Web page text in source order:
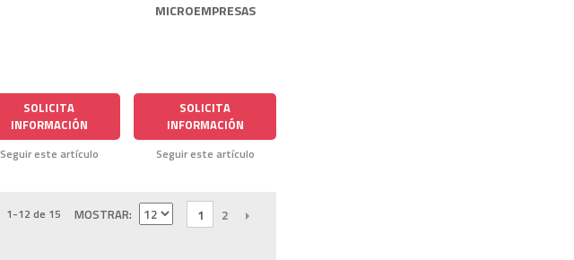
SOLICITA
INFORMACIÓN
Seguir este artículo
MICROEMPRESAS
SOLICITA
INFORMACIÓN
Seguir este artículo
1-12 de 15 MOSTRAR 1 2 SIGUIENTE